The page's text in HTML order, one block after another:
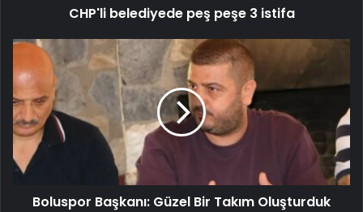
CHP'li belediyede peş peşe 3 istifa
Boluspor Başkanı: Güzel Bir Takım Oluşturduk